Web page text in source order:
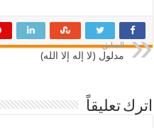
السابق
مدلول (لا إله إلا الله)
اترك تعليقاً